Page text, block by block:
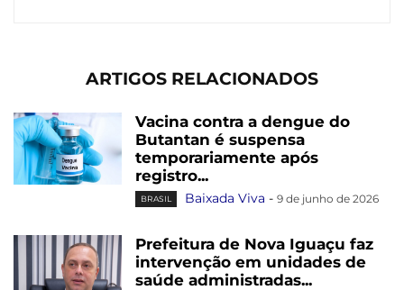
ARTIGOS RELACIONADOS
Vacina contra a dengue do
Butantan é suspensa
temporariamente após
registro...
BRASIL Baixada Viva - 9 de junho de 2026
Prefeitura de Nova Iguaçu faz
intervenção em unidades de
saúde administradas...